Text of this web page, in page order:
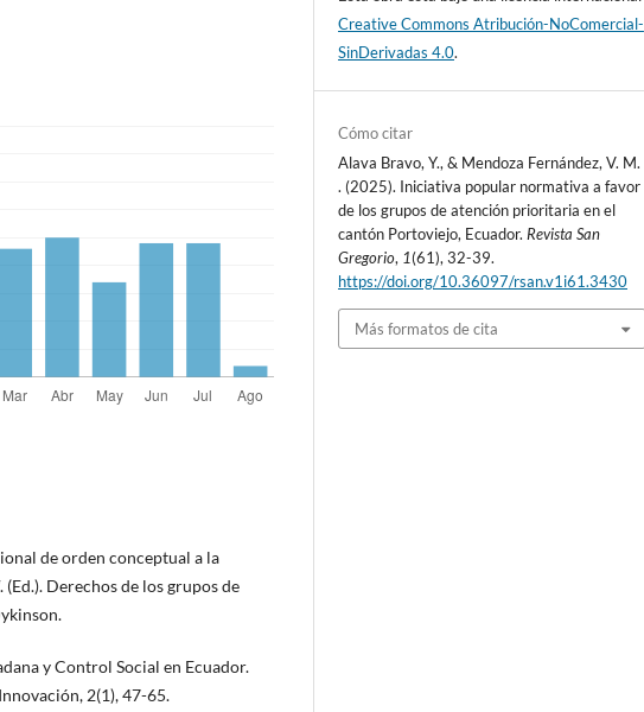
de orden conceptual a la
Derechos de los grupos de
y Control Social en Ecuador.
2(1), 47-65.
Creative Commons Atribución-NoComercial-
SinDerivadas 4.0.
Cómo citar
Alava Bravo, Y., & Mendoza Fernández, V. M.
. (2025). Iniciativa popular normativa a favor
de los grupos de atención prioritaria en el
cantón Portoviejo, Ecuador. Revista San
Gregorio, 1(61), 32-39.
https://doi.org/10.36097/rsan.v1i61.3430
Más formatos de cita